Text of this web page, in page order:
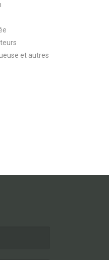
et autres